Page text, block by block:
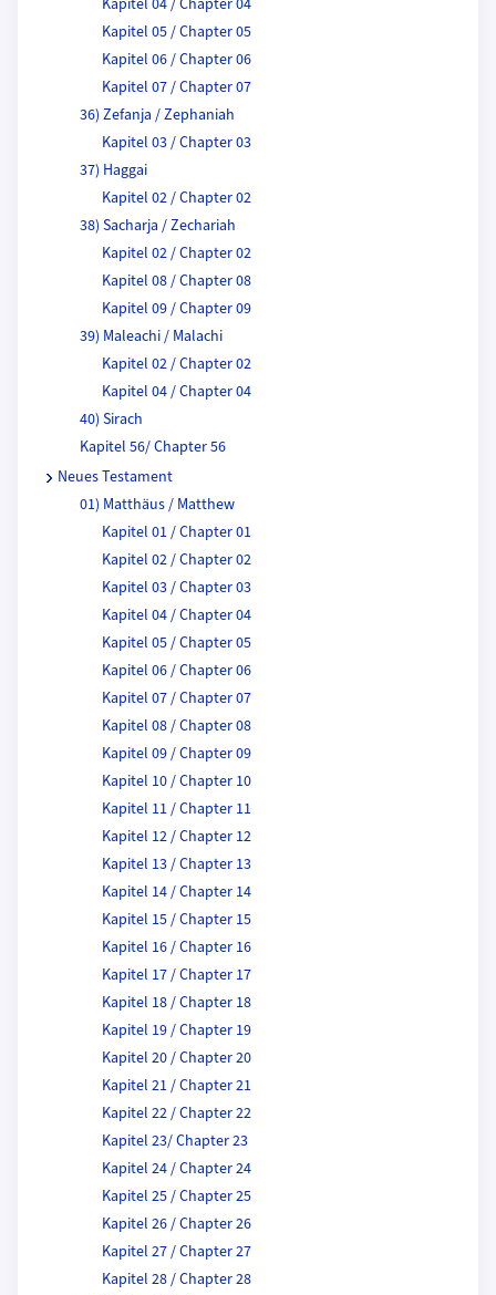
Kapitel 04 / Chapter 04
Kapitel 05 / Chapter 05
Kapitel 06 / Chapter 06
Kapitel 07 / Chapter 07
36) Zefanja / Zephaniah
Kapitel 03 / Chapter 03
37) Haggai
Kapitel 02 / Chapter 02
38) Sacharja / Zechariah
Kapitel 02 / Chapter 02
Kapitel 08 / Chapter 08
Kapitel 09 / Chapter 09
39) Maleachi / Malachi
Kapitel 02 / Chapter 02
Kapitel 04 / Chapter 04
40) Sirach
Kapitel 56/ Chapter 56
Neues Testament
01) Matthäus / Matthew
Kapitel 01 / Chapter 01
Kapitel 02 / Chapter 02
Kapitel 03 / Chapter 03
Kapitel 04 / Chapter 04
Kapitel 05 / Chapter 05
Kapitel 06 / Chapter 06
Kapitel 07 / Chapter 07
Kapitel 08 / Chapter 08
Kapitel 09 / Chapter 09
Kapitel 10 / Chapter 10
Kapitel 11 / Chapter 11
Kapitel 12 / Chapter 12
Kapitel 13 / Chapter 13
Kapitel 14 / Chapter 14
Kapitel 15 / Chapter 15
Kapitel 16 / Chapter 16
Kapitel 17 / Chapter 17
Kapitel 18 / Chapter 18
Kapitel 19 / Chapter 19
Kapitel 20 / Chapter 20
Kapitel 21 / Chapter 21
Kapitel 22 / Chapter 22
Kapitel 23/ Chapter 23
Kapitel 24 / Chapter 24
Kapitel 25 / Chapter 25
Kapitel 26 / Chapter 26
Kapitel 27 / Chapter 27
Kapitel 28 / Chapter 28